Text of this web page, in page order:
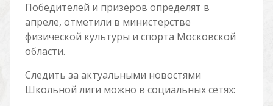
Победителей и призеров определят в
апреле, отметили в министерстве
физической культуры и спорта Московской
области.
Следить за актуальными новостями
Школьной лиги можно в социальных сетях: